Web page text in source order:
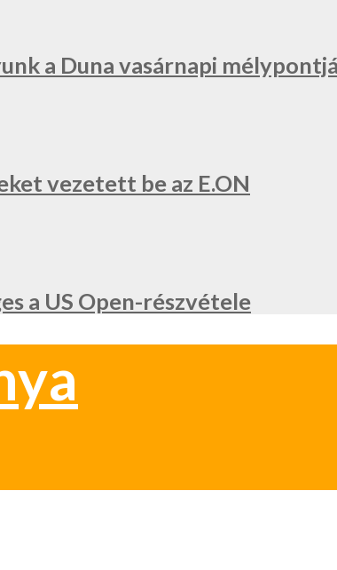
a Duna vasárnapi
vezetett be az E.ON
a US Open-részvétele